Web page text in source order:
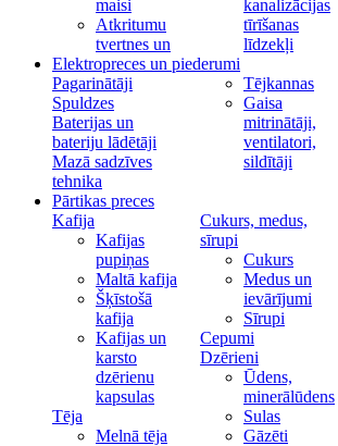
maisi
Atkritumu
tvertnes un
kanalizācijas
tīrīšanas
līdzekļi
Elektropreces un piederumi
Pagarinātāji
Spuldzes
Baterijas un
bateriju lādētāji
Mazā sadzīves
tehnika
Tējkannas
Gaisa
mitrinātāji,
ventilatori,
sildītāji
Pārtikas preces
Kafija
Kafijas
pupiņas
Maltā kafija
Šķīstošā
kafija
Kafijas un
karsto
dzērienu
kapsulas
Tēja
Melnā tēja
Cukurs, medus,
sīrupi
Cukurs
Medus un
ievārījumi
Sīrupi
Cepumi
Dzērieni
Ūdens,
minerālūdens
Sulas
Gāzēti